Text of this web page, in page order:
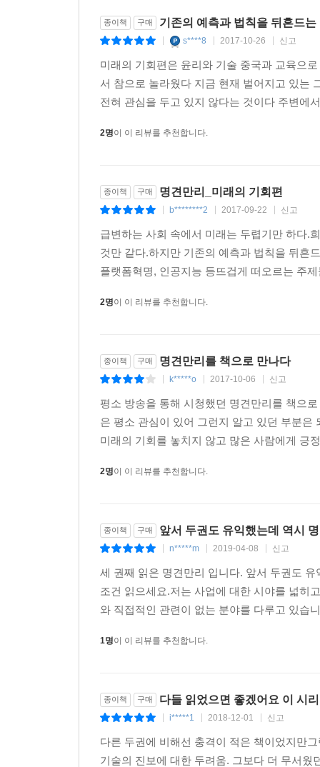
『명견만리』는 각종 트렌드와 사례, 데이터를 통
주목한다는 것. 그간 사회를 진단하고 미래를
많았다. 게다가 일자리, 교육 등은 이미 익숙해진
그러나 『명견만리』는 전 세계 전문가들과 동
역할을 묻는다. 이처럼 이제까지와는 다른 접근
전문가들의 데이터를 바탕으로 해당 이슈에
정서적인 접근을 돕는다. 글의 말미에는 제작진
취재노트가 담겨 있다. 책의 뒷부분에는 ‘더 볼거
이미 인류가 주목하는 문제는 과거와 달라졌다.
세계가 오늘날 어떻게 움직이고 변화해 가는지
추 천 사
미래를 내다보는 밝은 눈들은 한결같이 기본을
헐레벌떡 새로운 스펙을 쌓는 것은 실로 어리석
그들의 미래를 함께 걱정하는 부모들에게 밝은 눈
종이책 구매 기존의 예측과 법칙을 뒤흔드는
s****8 2017-10-26 신고
미래의 기회편은 윤리와 기술 중국과 교육으
서 참으로 놀라웠다 지금 현재 벌어지고 있는
전혀 관심을 두고 있지 않다는 것이다 주변에
2명이 이 리뷰를 추천합니다.
종이책 구매 명견만리_미래의 기회편
b********2 2017-09-22 신고
급변하는 사회 속에서 미래는 두렵기만 하다.
것만 같다.하지만 기존의 예측과 법칙을 뒤흔
플랫폼혁명, 인공지능 등뜨겁게 떠오르는 주
2명이 이 리뷰를 추천합니다.
종이책 구매 명견만리를 책으로 만나다
k*****o 2017-10-06 신고
평소 방송을 통해 시청했던 명견만리를 책으
은 평소 관심이 있어 그런지 알고 있던 부분
미래의 기회를 놓치지 않고 많은 사람에게 긍
2명이 이 리뷰를 추천합니다.
종이책 구매 앞서 두권도 유익했는데 역시
n*****m 2019-04-08 신고
세 권째 읽은 명견만리 입니다. 앞서 두권도
조건 읽으세요.저는 사업에 대한 시야를 넓히
와 직접적인 관련이 없는 분야를 다루고 있습
1명이 이 리뷰를 추천합니다.
종이책 구매 다들 읽었으면 좋겠어요 이 시
i*****1 2018-12-01 신고
다른 두권에 비해선 충격이 적은 책이었지만
기술의 진보에 대한 두려움. 그보다 더 무서